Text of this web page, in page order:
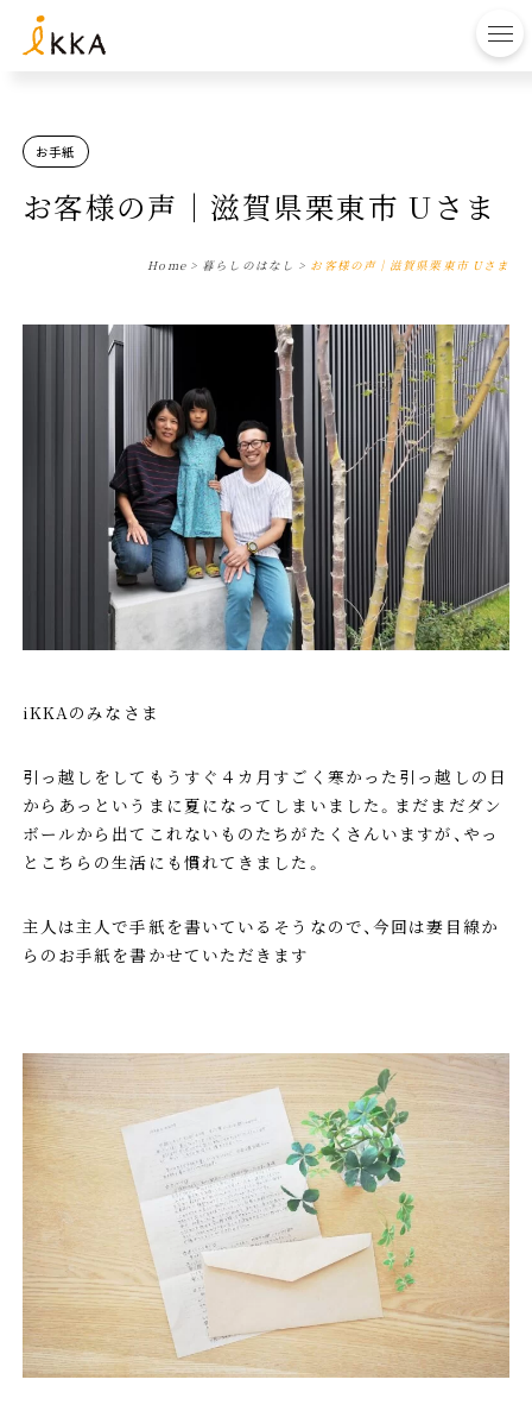
お手紙
お客様の声｜滋賀県栗東市 Uさま
Home> 暮らしのはなし > お客様の声｜滋賀県栗東市 Uさま
iKKAのみなさま
引っ越しをしてもうすぐ４カ月すごく寒かった引っ越しの日
からあっというまに夏になってしまいました。まだまだダン
ボールから出てこれないものたちがたくさんいますが、やっ
とこちらの生活にも慣れてきました。
主人は主人で手紙を書いているそうなので、今回は妻目線か
らのお手紙を書かせていただきます